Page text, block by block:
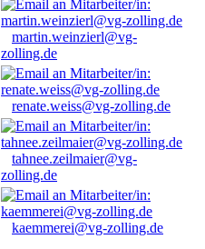
martin.weinzierl@vg-
zolling.de
renate.weiss@vg-zolling.de
tahnee.zeilmaier@vg-
zolling.de
kaemmerei@vg-zolling.de